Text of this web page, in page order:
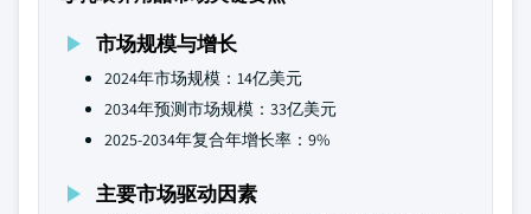
市场规模与增长
2024年市场规模：14亿美元
2034年预测市场规模：33亿美元
2025-2034年复合年增长率：9%
主要市场驱动因素